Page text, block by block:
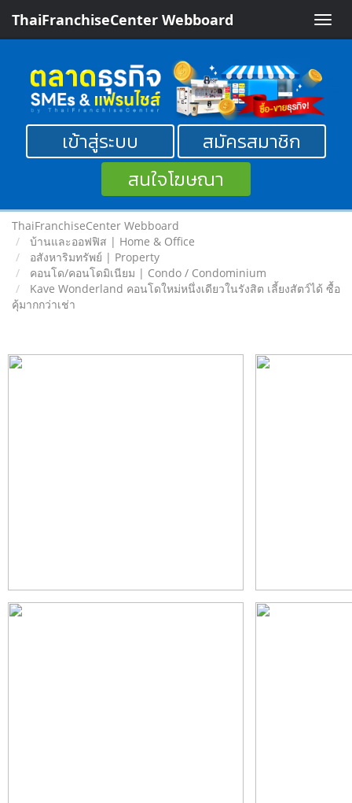
Toggle
ThaiFranchiseCenter Webboard
เข้าสู่ระบบ
สมัครสมาชิก
สนใจโฆษณา
ThaiFranchiseCenter Webboard
บ้านและออฟฟิส | Home & Office
อสังหาริมทรัพย์ | Property
คอนโด/คอนโดมิเนียม | Condo / Condominium
Kave Wonderland คอนโดใหม่หนึ่งเดียวในรังสิต เลี้ยงสัตว์ได้ ซื้อ
คุ้มากกว่าเช่า